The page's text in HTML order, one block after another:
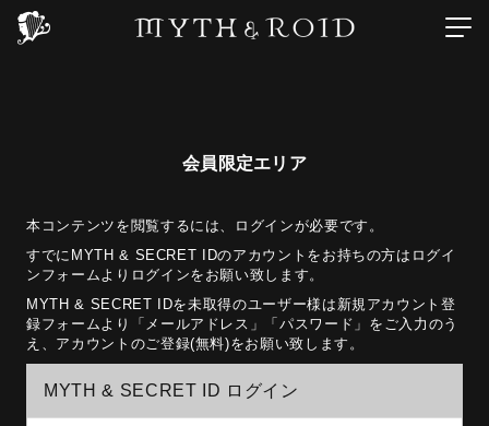
会員限定エリア
本コンテンツを閲覧するには、ログインが必要です。
すでにMYTH & SECRET IDのアカウントをお持ちの方はログイ
ンフォームよりログインをお願い致します。
MYTH & SECRET IDを未取得のユーザー様は新規アカウント登
録フォームより「メールアドレス」「パスワード」をご入力のう
え、アカウントのご登録(無料)をお願い致します。
MYTH & SECRET ID ログイン